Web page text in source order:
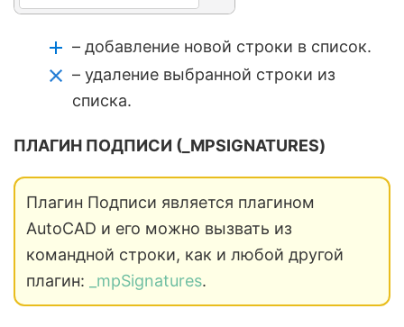
– добавление новой строки в список.
– удаление выбранной строки из
списка.
ПЛАГИН ПОДПИСИ (_MPSIGNATURES)
Плагин Подписи является плагином
AutoCAD и его можно вызвать из
командной строки, как и любой другой
плагин:
_mpSignatures.